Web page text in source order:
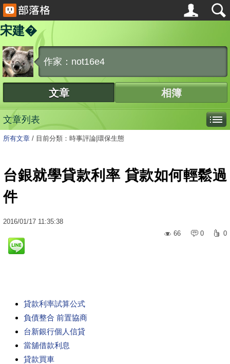
宋建�
作家：not16e4
文章 相簿
文章列表
所有文章 / 目前分類：時事評論|環保生態
台銀就學貸款利率 貸款如何輕鬆過
件
2016/01/17 11:35:38
66
0 0
貸款利率試算公式
負債整合 前置協商
台新銀行個人信貸
當舖借款利息
貸款買車